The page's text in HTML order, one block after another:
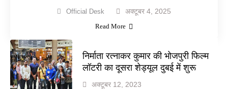
Official Desk अक्टूबर 4, 2025
Read More
निर्माता रत्नाकर कुमार की भोजपुरी फिल्म
लॉटरी का दूसरा शेड्यूल दुबई में शुरू
अक्टूबर 12, 2023